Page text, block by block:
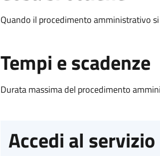
Quando il procedimento amministrativo
Tempi e scadenze
Durata massima del procedimento
Accedi al servizio